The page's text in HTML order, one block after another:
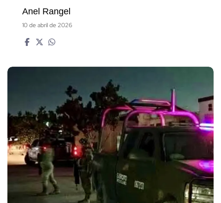
Anel Rangel
10 de abril de 2026